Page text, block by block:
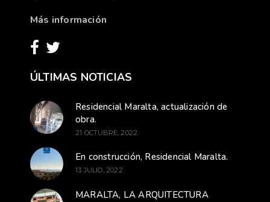
Más información
ÚLTIMAS NOTICIAS
Residencial Maralta, actualización de
obra.
21 OCTUBRE, 2022
En construcción, Residencial Maralta.
13 JULIO, 2022
MARALTA, LA ARQUITECTURA